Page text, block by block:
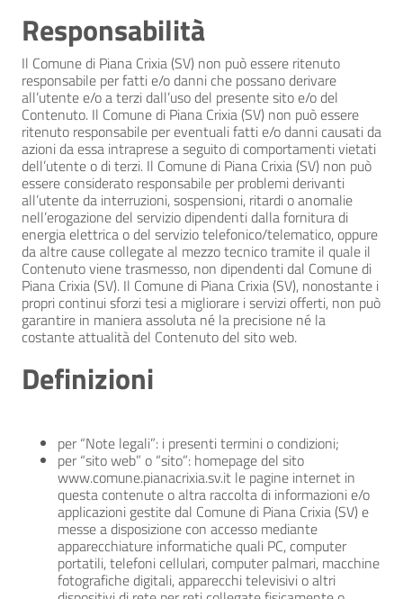
Responsabilità
Il Comune di Piana Crixia (SV) non può essere ritenuto
responsabile per fatti e/o danni che possano derivare
all’utente e/o a terzi dall’uso del presente sito e/o del
Contenuto. Il Comune di Piana Crixia (SV) non può essere
ritenuto responsabile per eventuali fatti e/o danni causati da
azioni da essa intraprese a seguito di comportamenti vietati
dell’utente o di terzi. Il Comune di Piana Crixia (SV) non può
essere considerato responsabile per problemi derivanti
all’utente da interruzioni, sospensioni, ritardi o anomalie
nell’erogazione del servizio dipendenti dalla fornitura di
energia elettrica o del servizio telefonico/telematico, oppure
da altre cause collegate al mezzo tecnico tramite il quale il
Contenuto viene trasmesso, non dipendenti dal Comune di
Piana Crixia (SV). Il Comune di Piana Crixia (SV), nonostante i
propri continui sforzi tesi a migliorare i servizi offerti, non può
garantire in maniera assoluta né la precisione né la
costante attualità del Contenuto del sito web.
Definizioni
per “Note legali”: i presenti termini o condizioni;
per “sito web” o “sito”: homepage del sito
www.comune.pianacrixia.sv.it le pagine internet in
questa contenute o altra raccolta di informazioni e/o
applicazioni gestite dal Comune di Piana Crixia (SV) e
messe a disposizione con accesso mediante
apparecchiature informatiche quali PC, computer
portatili, telefoni cellulari, computer palmari, macchine
fotografiche digitali, apparecchi televisivi o altri